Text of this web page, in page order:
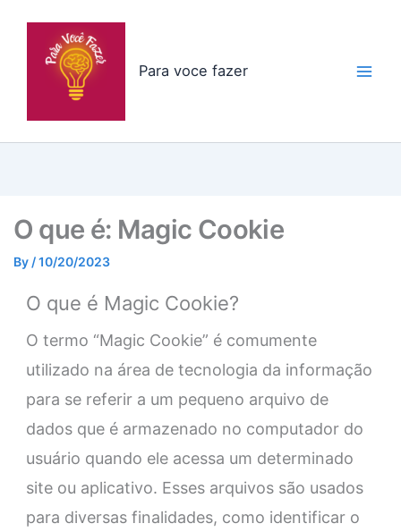
Para voce fazer
O que é: Magic Cookie
By /10/20/2023
O que é Magic Cookie?
O termo “Magic Cookie” é comumente
utilizado na área de tecnologia da informação
para se referir a um pequeno arquivo de
dados que é armazenado no computador do
usuário quando ele acessa um determinado
site ou aplicativo. Esses arquivos são usados
para diversas finalidades, como identificar o